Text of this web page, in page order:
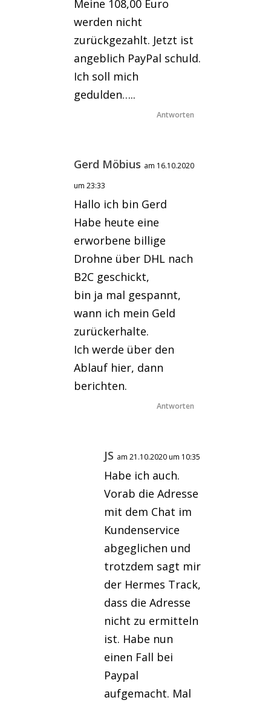
Meine 108,00 Euro
werden nicht
zurückgezahlt. Jetzt ist
angeblich PayPal schuld.
Ich soll mich
gedulden…..
Antworten
Gerd Möbius am 16.10.2020
um 23:33
Hallo ich bin Gerd
Habe heute eine
erworbene billige
Drohne über DHL nach
B2C geschickt,
bin ja mal gespannt,
wann ich mein Geld
zurückerhalte.
Ich werde über den
Ablauf hier, dann
berichten.
Antworten
JS am 21.10.2020 um 10:35
Habe ich auch.
Vorab die Adresse
mit dem Chat im
Kundenservice
abgeglichen und
trotzdem sagt mir
der Hermes Track,
dass die Adresse
nicht zu ermitteln
ist. Habe nun
einen Fall bei
Paypal
aufgemacht. Mal